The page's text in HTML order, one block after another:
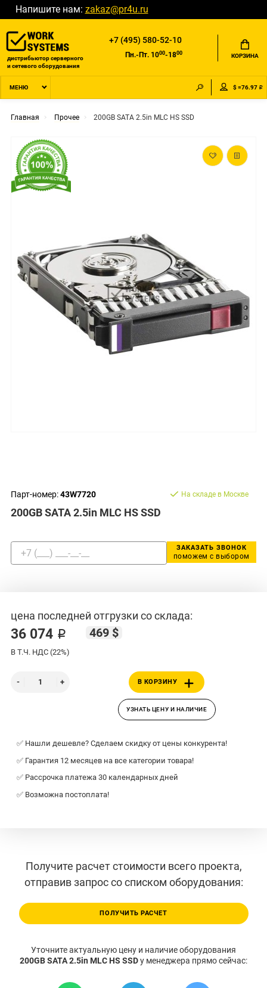
Напишите нам: zakaz@pr4u.ru
дистрибьютор серверного
и сетевого оборудования
+7 (495) 580-52-10
Пн.-Пт. 1000-1800 КОРЗИНА
МЕНЮ $ =76.97 ₽
Главная Прочее 200GB SATA 2.5in MLC HS SSD
Парт-номер:43W7720
200GB SATA 2.5in MLC HS SSD
На складе в Москве
ЗАКАЗАТЬ ЗВОНОК
поможем с выбором
цена последней отгрузки со склада:
36 074 ₽ 469 $
В Т.Ч. НДС (22%)
В КОРЗИНУ
УЗНАТЬ ЦЕНУ И НАЛИЧИЕ
✅ Нашли дешевле? Сделаем скидку от цены конкурента!
✅ Гарантия 12 месяцев на все категории товара!
✅ Рассрочка платежа 30 календарных дней
✅ Возможна постоплата!
Получите расчет стоимости всего проекта,
отправив запрос со списком оборудования:
ПОЛУЧИТЬ РАСЧЕТ
Уточните актуальную цену и наличие оборудования
200GB SATA 2.5in MLC HS SSDу менеджера прямо сейчас: